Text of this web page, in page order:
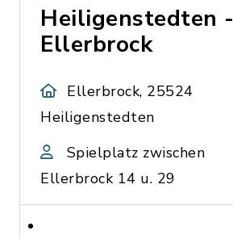
Heiligenstedten -
Ellerbrock
Ellerbrock, 25524
Heiligenstedten
Spielplatz zwischen
Ellerbrock 14 u. 29